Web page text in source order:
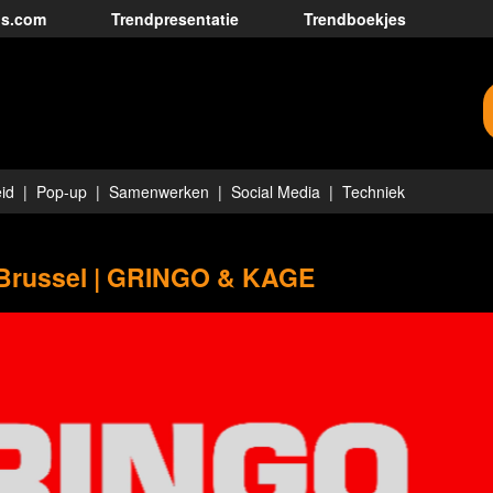
Trendpresentatie Trendboekjes
Pop-up Samenwerken Social Media Techniek
| GRINGO & KAGE